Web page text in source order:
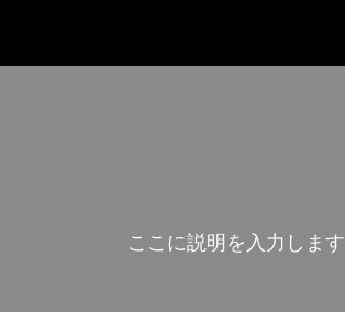
こ こ に説明を 入 力 し ます